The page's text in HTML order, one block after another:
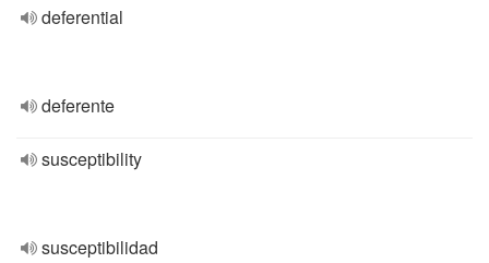
deferential
deferente
susceptibility
susceptibilidad